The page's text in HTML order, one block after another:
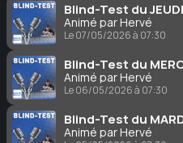
Blind-Test du
Animé par Hervé
Le 07/05/2026 à 07:30
Blind-Test du
Animé par Hervé
Le 06/05/2026 à 07:30
Blind-Test du
Animé par Hervé